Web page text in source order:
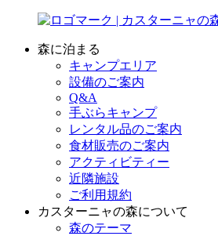
森に泊まる
キャンプエリア
設備のご案内
Q&A
手ぶらキャンプ
レンタル品のご案内
食材販売のご案内
アクティビティー
近隣施設
ご利用規約
カスターニャの森について
森のテーマ